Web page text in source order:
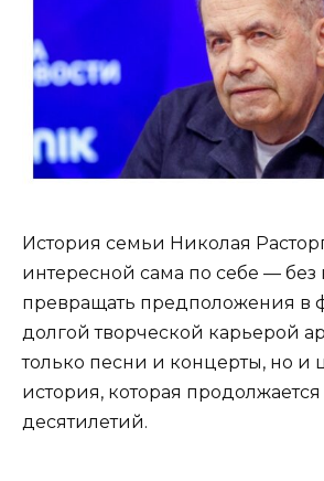
История семьи Николая
интересной сама по себе — без
превращать предположения в
долгой творческой карьерой
только песни и концерты, но и
история, которая
десятилетий.